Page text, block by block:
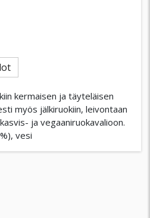
kermaisen ja täyteläisen
myös jälkiruokiin, leivontaan
ja vegaaniruokavalioon.
vesi